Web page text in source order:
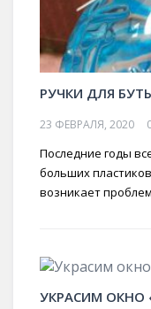
РУЧКИ ДЛЯ
23 ФЕВРАЛЯ, 2020
Последние годы
больших
возникает
УКРАСИМ ОКНО